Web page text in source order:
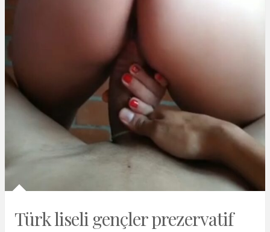
Türk liseli gençler prezervatif